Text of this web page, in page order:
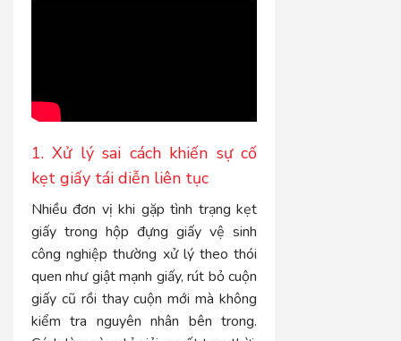
1. Xử lý sai cách khiến sự cố
kẹt giấy tái diễn liên tục
Nhiều đơn vị khi gặp tình trạng kẹt
giấy trong hộp đựng giấy vệ sinh
công nghiệp thường xử lý theo thói
quen như giật mạnh giấy, rút bỏ cuộn
giấy cũ rồi thay cuộn mới mà không
kiểm tra nguyên nhân bên trong.